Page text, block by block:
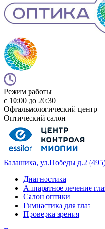
Режим работы
с 10:00 до 20:30
Офтальмологический центр
Оптический салон
Балашиха, ул.Победы д.2
Диагностика
Аппаратное лечение
Салон оптики
Гимнастика для глаз
Проверка зрения